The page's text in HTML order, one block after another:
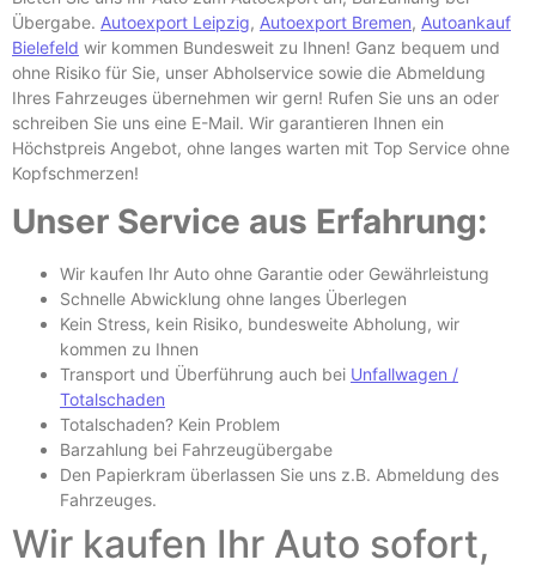
Übergabe. Autoexport Leipzig, Autoexport Bremen, Autoankauf
Bielefeld wir kommen Bundesweit zu Ihnen! Ganz bequem und
ohne Risiko für Sie, unser Abholservice sowie die Abmeldung
Ihres Fahrzeuges übernehmen wir gern! Rufen Sie uns an oder
schreiben Sie uns eine E-Mail. Wir garantieren Ihnen ein
Höchstpreis Angebot, ohne langes warten mit Top Service ohne
Kopfschmerzen!
Unser Service aus Erfahrung:
Wir kaufen Ihr Auto ohne Garantie oder Gewährleistung
Schnelle Abwicklung ohne langes Überlegen
Kein Stress, kein Risiko, bundesweite Abholung, wir
kommen zu Ihnen
Transport und Überführung auch bei Unfallwagen /
Totalschaden
Totalschaden? Kein Problem
Barzahlung bei Fahrzeugübergabe
Den Papierkram überlassen Sie uns z.B. Abmeldung des
Fahrzeuges.
Wir kaufen Ihr Auto sofort,